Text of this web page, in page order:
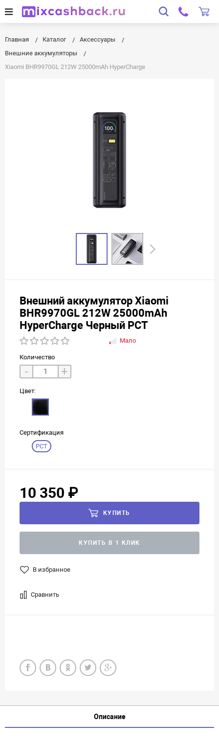
Главная Каталог
Аксессуары
Внешние аккумуляторы
Xiaomi BHR9970GL 212W 25000mAh HyperCharge
Внешний аккумулятор Xiaomi
BHR9970GL 212W 25000mAh
HyperCharge Черный РСТ
Мало
Количество
- +
Цвет:
Сертификация
РСТ
10 350 ₽
КУПИТЬ
КУПИТЬ В 1 КЛИК
В избранное
Сравнить
Описание